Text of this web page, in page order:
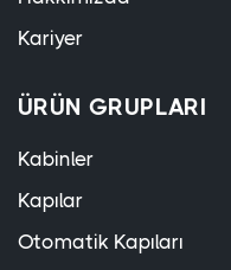
Kariyer
ÜRÜN GRUPLARI
Kabinler
Kapılar
Otomatik Kapıları